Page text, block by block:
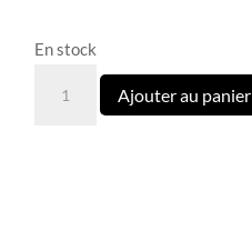
En stock
Ajouter au panier